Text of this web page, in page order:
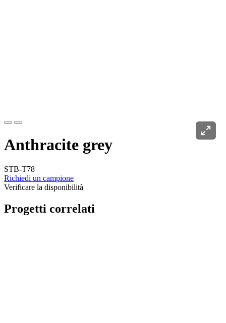
Anthracite grey
STB-T78
Richiedi un campione
Verificare la disponibilità
Progetti correlati